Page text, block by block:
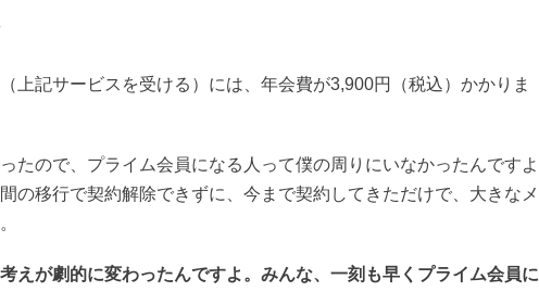
上記サービスを受ける）には、年会費が3,900円（税込）かかりま
たので、プライム会員になる人って僕の周りにいなかったんですよ
の移行で契約解除できずに、今まで契約してきただけで、大きなメ
えが劇的に変わったんですよ。みんな、一刻も早くプライム会員に